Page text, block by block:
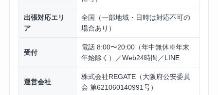
出張対応エリ
ア
全国（一部地域・日時は対応不可の
場合あり）
受付
電話 8:00〜20:00（年中無休※年末
年始除く）／Web24時間／LINE
運営会社
株式会社REGATE（大阪府公安委員
会 第621060140991号）